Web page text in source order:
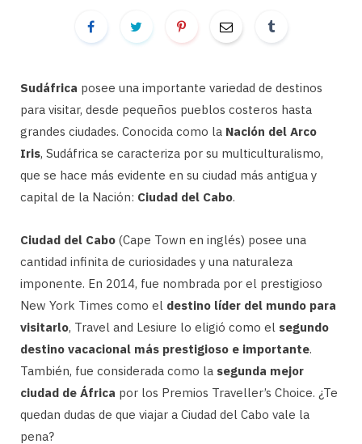
Sudáfrica posee una importante variedad de destinos
para visitar, desde pequeños pueblos costeros hasta
grandes ciudades. Conocida como la Nación del Arco
Iris, Sudáfrica se caracteriza por su multiculturalismo,
que se hace más evidente en su ciudad más antigua y
capital de la Nación: Ciudad del Cabo.
Ciudad del Cabo (Cape Town en inglés) posee una
cantidad infinita de curiosidades y una naturaleza
imponente. En 2014, fue nombrada por el prestigioso
New York Times como el destino líder del mundo para
visitarlo, Travel and Lesiure lo eligió como el segundo
destino vacacional más prestigioso e importante.
También, fue considerada como la segunda mejor
ciudad de África por los Premios Traveller’s Choice. ¿Te
quedan dudas de que viajar a Ciudad del Cabo vale la
pena?